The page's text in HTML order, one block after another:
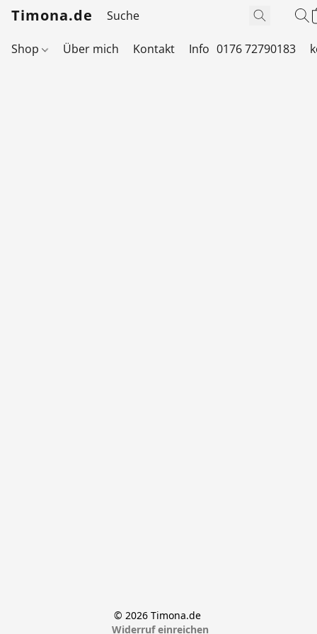
Timona.de
Shop Über mich Kontakt Info 0176 72790183
© 2026 Timona.de
Widerruf einreichen